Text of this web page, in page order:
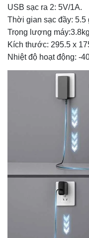
USB sạc ra 2: 5V/1A.
Thời gian sạc đầy: 5.5
Trọng lượng
Kích thước: 295.5 x
Nhiệt độ hoạt động: -